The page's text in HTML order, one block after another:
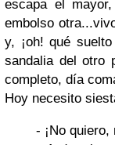
escapa el
embolso
y, ¡oh! qué
sandalia del otro
completo, día
Hoy necesito
- ¡No quiero,